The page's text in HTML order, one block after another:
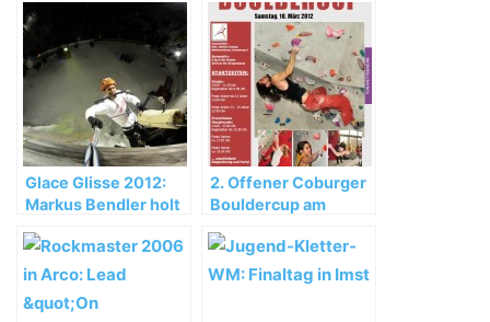
Glace Glisse 2012:
Markus Bendler holt
2. Offener Coburger
Bouldercup am
Kletterzentrum
Coburg